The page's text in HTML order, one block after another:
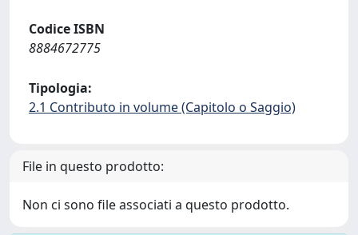
Codice ISBN
8884672775
Tipologia:
2.1 Contributo in volume (Capitolo o Saggio)
File in questo prodotto:
Non ci sono file associati a questo prodotto.